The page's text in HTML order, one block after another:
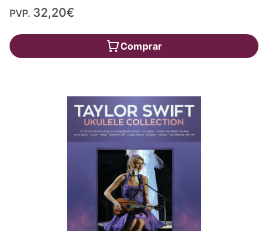
PVP. 32,20€
Comprar